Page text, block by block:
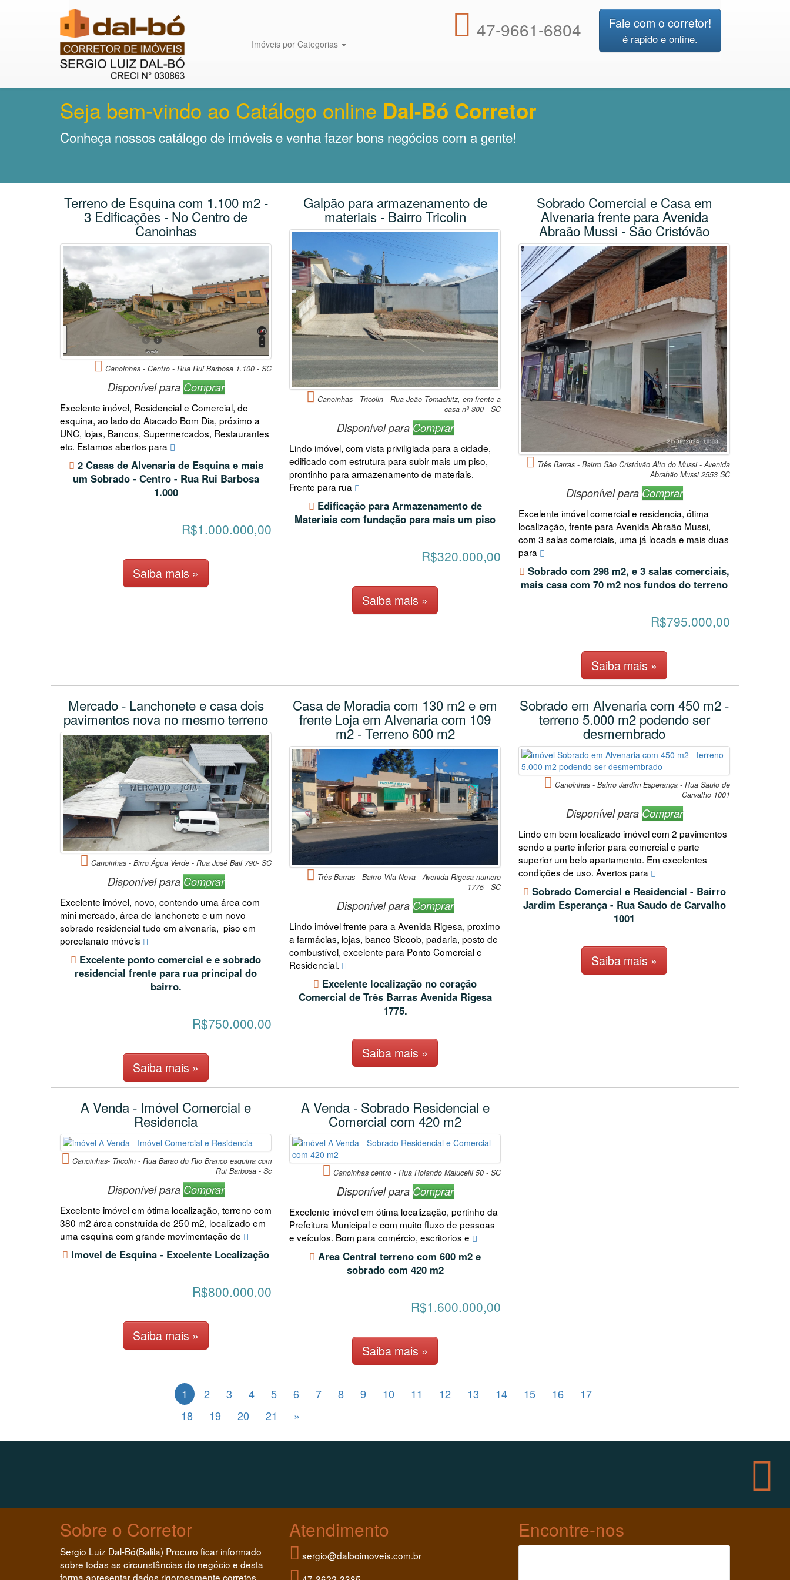
Imóveis por Categorias
47-9661-6804 Fale com o corretor!
é rapido e online.
Seja bem-vindo ao Catálogo online Dal-Bó Corretor
Conheça nossos catálogo de imóveis e venha fazer bons negócios com a gente!
Terreno de Esquina com 1.100 m2 -
3 Edificações - No Centro de
Canoinhas
Canoinhas - Centro - Rua Rui Barbosa 1.100 - SC
Disponível para Comprar
Excelente imóvel, Residencial e Comercial, de
esquina, ao lado do Atacado Bom Dia, próximo a
UNC, lojas, Bancos, Supermercados, Restaurantes
etc. Estamos abertos para
2 Casas de Alvenaria de Esquina e mais
um Sobrado - Centro - Rua Rui Barbosa
1.000
R$1.000.000,00
Saiba mais »
Galpão para armazenamento de
materiais - Bairro Tricolin
Canoinhas - Tricolin - Rua João Tomachitz, em frente a
casa nº 300 - SC
Disponível para Comprar
Lindo imóvel, com vista priviligiada para a cidade,
edificado com estrutura para subir mais um piso,
prontinho para armazenamento de materiais.
Frente para rua
Edificação para Armazenamento de
Materiais com fundação para mais um piso
R$320.000,00
Saiba mais »
Sobrado Comercial e Casa em
Alvenaria frente para Avenida
Abraão Mussi - São Cristóvão
Três Barras - Bairro São Cristóvão Alto do Mussi - Avenida
Abrahão Mussi 2553 SC
Disponível para Comprar
Excelente imóvel comercial e residencia, ótima
localização, frente para Avenida Abraão Mussi,
com 3 salas comerciais, uma já locada e mais duas
para
Sobrado com 298 m2, e 3 salas comerciais,
mais casa com 70 m2 nos fundos do terreno
R$795.000,00
Saiba mais »
Mercado - Lanchonete e casa dois
pavimentos nova no mesmo terreno
Canoinhas - Birro Água Verde - Rua José Bail 790- SC
Disponível para Comprar
Excelente imóvel, novo, contendo uma área com
mini mercado, área de lanchonete e um novo
sobrado residencial tudo em alvenaria, piso em
porcelanato móveis
Excelente ponto comercial e e sobrado
residencial frente para rua principal do
bairro.
R$750.000,00
Saiba mais »
Casa de Moradia com 130 m2 e em
frente Loja em Alvenaria com 109
m2 - Terreno 600 m2
Três Barras - Bairro Vila Nova - Avenida Rigesa numero
1775 - SC
Disponível para Comprar
Lindo imóvel frente para a Avenida Rigesa, proximo
a farmácias, lojas, banco Sicoob, padaria, posto de
combustível, excelente para Ponto Comercial e
Residencial.
Excelente localização no coração
Comercial de Três Barras Avenida Rigesa
1775.
Saiba mais »
Sobrado em Alvenaria com 450 m2 -
terreno 5.000 m2 podendo ser
desmembrado
Canoinhas - Bairro Jardim Esperança - Rua Saulo de
Carvalho 1001
Disponível para Comprar
Lindo em bem localizado imóvel com 2 pavimentos
sendo a parte inferior para comercial e parte
superior um belo apartamento. Em excelentes
condições de uso. Avertos para
Sobrado Comercial e Residencial - Bairro
Jardim Esperança - Rua Saudo de Carvalho
1001
Saiba mais »
A Venda - Imóvel Comercial e
Residencia
Canoinhas- Tricolin - Rua Barao do Rio Branco esquina com
Rui Barbosa - Sc
Disponível para Comprar
Excelente imóvel em ótima localização, terreno com
380 m2 área construída de 250 m2, localizado em
uma esquina com grande movimentação de
Imovel de Esquina - Excelente Localização
R$800.000,00
Saiba mais »
A Venda - Sobrado Residencial e
Comercial com 420 m2
Canoinhas centro - Rua Rolando Malucelli 50 - SC
Disponível para Comprar
Excelente imóvel em ótima localização, pertinho da
Prefeitura Municipal e com muito fluxo de pessoas
e veículos. Bom para comércio, escritorios e
Area Central terreno com 600 m2 e
sobrado com 420 m2
R$1.600.000,00
Saiba mais »
1 2 3 4 5 6 7 8 9 10 11 12 13 14 15 16
17
18
19 20 21 »
Sobre o Corretor
Sergio Luiz Dal-Bó(Balila) Procuro ficar informado
sobre todas as circunstâncias do negócio e desta
forma apresentar dados rigorosamente corretos,
Atendimento
sergio@dalboimoveis.com.br
Encontre-nos